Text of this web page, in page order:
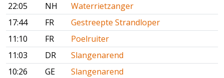
22:05
NH
Waterrietzanger
17:44
FR
Gestreepte Strandloper
11:10
FR
Poelruiter
11:03
DR
Slangenarend
10:26
GE
Slangenarend